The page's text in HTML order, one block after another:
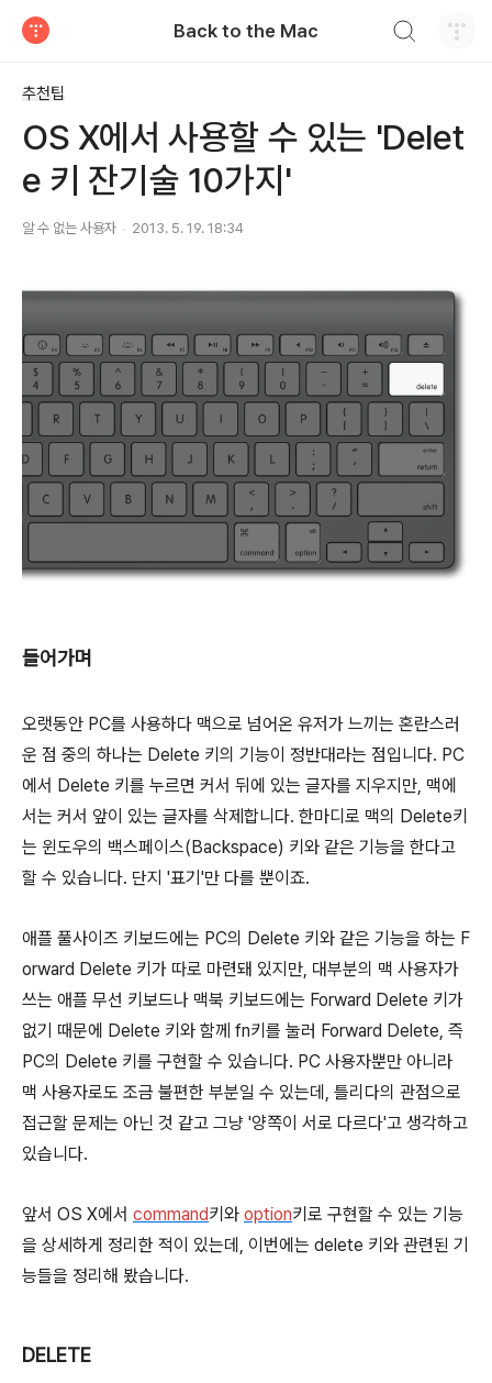
Back to the Mac
추천팁
OS X에서 사용할 수 있는 'Delet
e 키 잔기술 10가지'
알 수 없는 사용자 2013. 5. 19. 18:34
들어가며
오랫동안 PC를 사용하다 맥으로 넘어온 유저가 느끼는 혼란스러
운 점 중의 하나는 Delete 키의 기능이 정반대라는 점입니다. PC
에서 Delete 키를 누르면 커서 뒤에 있는 글자를 지우지만, 맥에
서는 커서 앞이 있는 글자를 삭제합니다. 한마디로 맥의 Delete키
는 윈도우의 백스페이스(Backspace) 키와 같은 기능을 한다고
할 수 있습니다. 단지 '표기'만 다를 뿐이죠.
애플 풀사이즈 키보드에는 PC의 Delete 키와 같은 기능을 하는 F
orward Delete 키가 따로 마련돼 있지만, 대부분의 맥 사용자가
쓰는 애플 무선 키보드나 맥북 키보드에는 Forward Delete 키가
없기 때문에 Delete 키와 함께 fn키를 눌러 Forward Delete, 즉
PC의 Delete 키를 구현할 수 있습니다. PC 사용자뿐만 아니라
맥 사용자로도 조금 불편한 부분일 수 있는데, 틀리다의 관점으로
접근할 문제는 아닌 것 같고 그냥 '양쪽이 서로 다르다'고 생각하고
있습니다.
앞서 OS X에서 command키와 option키로 구현할 수 있는 기능
을 상세하게 정리한 적이 있는데, 이번에는 delete 키와 관련된 기
능들을 정리해 봤습니다.
DELETE